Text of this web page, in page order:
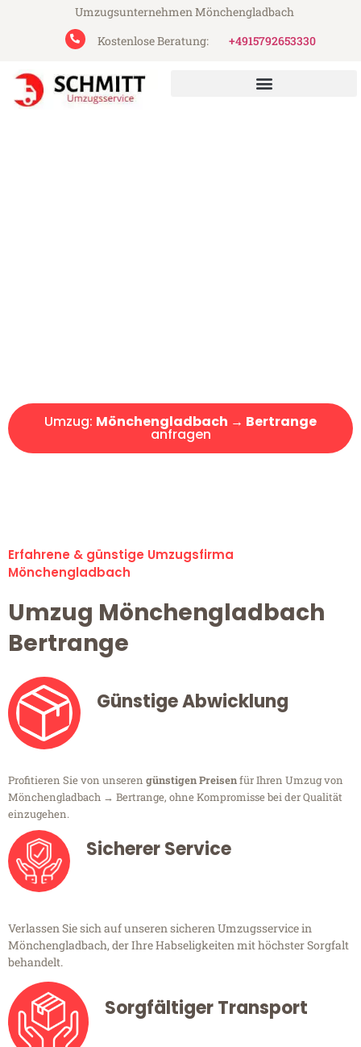
Umzugsunternehmen Mönchengladbach
Kostenlose Beratung:
+4915792653330
Umzug: Mönchengladbach → Bertrange
anfragen
Erfahrene & günstige Umzugsfirma
Mönchengladbach
Umzug Mönchengladbach
Bertrange
Günstige Abwicklung
Profitieren Sie von unseren günstigen Preisenfür Ihren Umzug von
Mönchengladbach → Bertrange, ohne Kompromisse bei der Qualität
einzugehen.
Sicherer Service
Verlassen Sie sich auf unseren sicheren Umzugsservice in
Mönchengladbach, der Ihre Habseligkeiten mit höchster Sorgfalt
behandelt.
Sorgfältiger Transport